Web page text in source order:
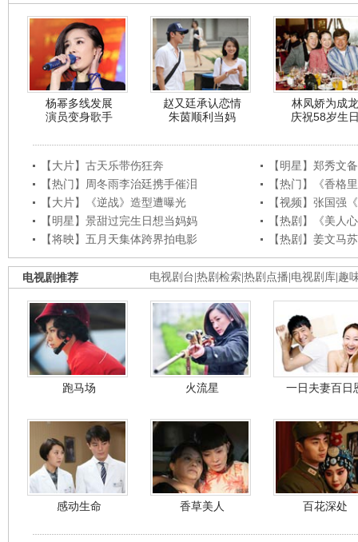
杨幂多线发展
演员变身歌手
赵又廷承认恋情
朱茵顺利当妈
林凤娇为成龙
庆祝58岁生
【大片】古天乐带伤狂奔
【明星】郑秀文
【热门】周冬雨李治廷携手催泪
【热门】《香格
【大片】《逆战》造型遭曝光
【视频】张国强
【明星】景甜过完生日想当妈妈
【热剧】《美人
【将映】五月天集体跨界拍电影
【热剧】姜文马
电视剧台 热剧检索 热剧点播 电视剧库 趣
电视剧推荐
跑马场 火流星 一日夫妻百日
感动生命 香草美人 百花深处